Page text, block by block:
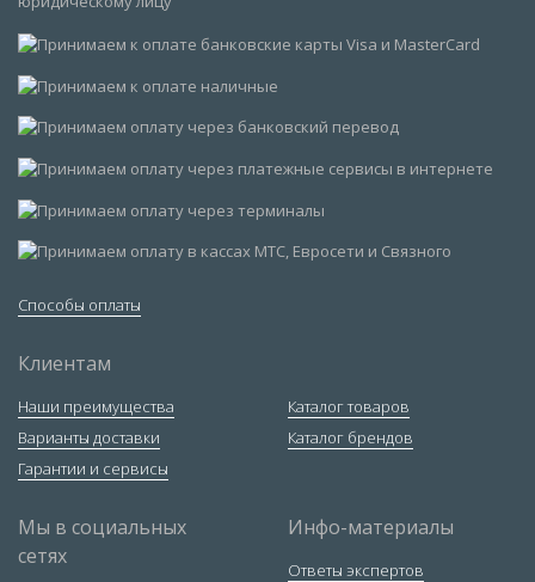
Способы оплаты
Клиентам
Наши преимущества
Варианты доставки
Гарантии и сервисы
Каталог товаров
Каталог брендов
Мы в социальных
сетях
Инфо-материалы
Ответы экспертов